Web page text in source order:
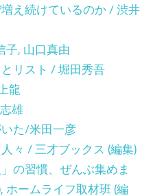
え続けているのか / 渋井
子, 山口真由
リスト / 堀田秀吾
龍
雄
た/米田一彦
々 / 三才ブックス (編集)
の習慣、ぜんぶ集めま
ホームライフ取材班 (編